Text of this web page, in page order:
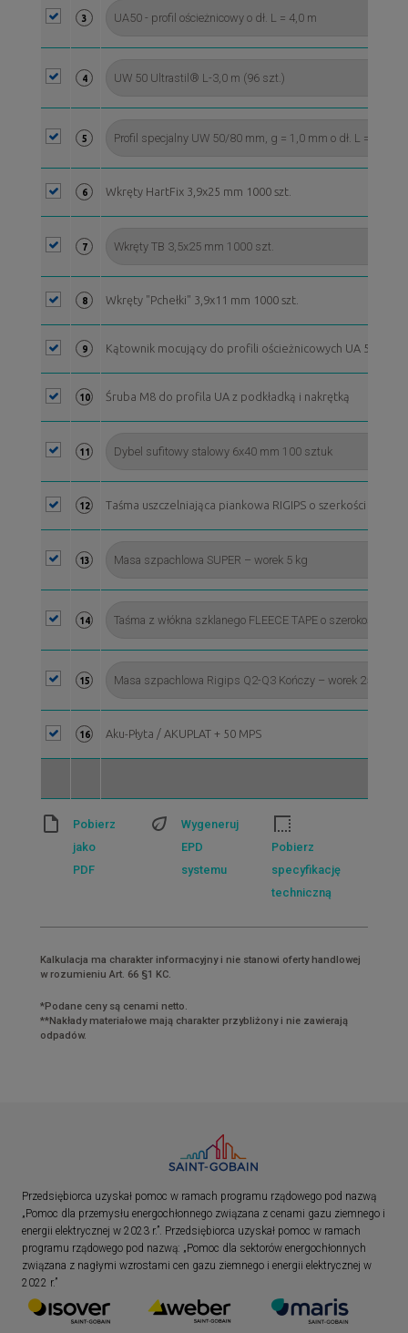
3
4
5
6 Wkręty HartFix 3,9x25 mm 1000 szt.
7
8 Wkręty "Pchełki" 3,9x11 mm 1000 szt.
9 Kątownik mocujący do profili ościeżnicowych UA 50
10 Śruba M8 do profila UA z podkładką i nakrętką
11
12 Taśma uszczelniająca piankowa RIGIPS o szerkości 50
13
14
15
16 Aku-Płyta / AKUPLAT + 50 MPS
Pobierz
jako
PDF
Wygeneruj
EPD
systemu
Pobierz
specyfikację
techniczną
Kalkulacja ma charakter informacyjny i nie stanowi oferty handlowej
w rozumieniu Art. 66 §1 KC.
*Podane ceny są cenami netto.
**Nakłady materiałowe mają charakter przybliżony i nie zawierają
odpadów.
Przedsiębiorca uzyskał pomoc w ramach programu rządowego pod nazwą
„Pomoc dla przemysłu energochłonnego związana z cenami gazu ziemnego i
energii elektrycznej w 2023 r.”. Przedsiębiorca uzyskał pomoc w ramach
programu rządowego pod nazwą: „Pomoc dla sektorów energochłonnych
związana z nagłymi wzrostami cen gazu ziemnego i energii elektrycznej w
2022 r.”